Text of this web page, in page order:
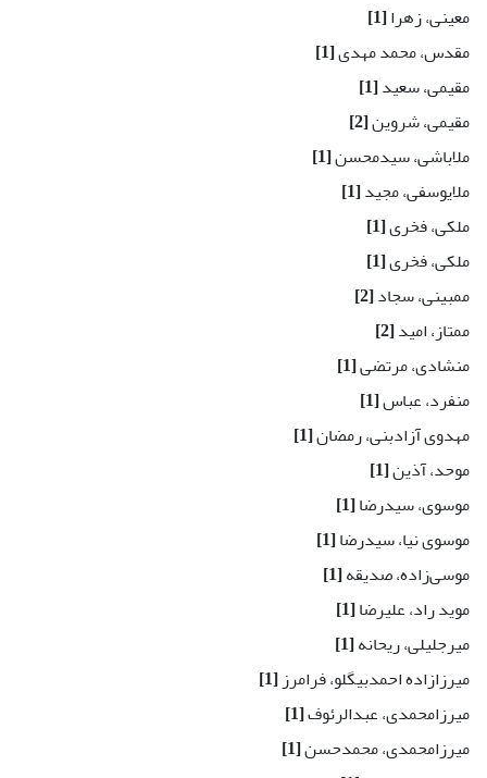
معینی، زهرا[1]
مقدس، محمد مهدی[1]
مقیمی، سعید[1]
مقیمی، شروین[2]
ملاباشی، سیدمحسن[1]
ملایوسفی، مجید[1]
ملکی، فخری[1]
ملکی، فخری[1]
ممبینی، سجاد[2]
ممتاز، امید[2]
منشادی، مرتضی[1]
منفرد، عباس[1]
مهدوی آزادبنی، رمضان[1]
موحد، آذین[1]
موسوی، سیدرضا[1]
موسوی نیا، سیدرضا[1]
موسی‌زاده، صدیقه[1]
موید راد، علیرضا[1]
میرجلیلی، ریحانه[1]
میرزازاده احمدبیگلو، فرامرز[1]
میرزامحمدی، عبدالرئوف[1]
میرزامحمدی، محمدحسن[1]